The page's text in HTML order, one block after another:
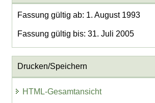
Fassung gültig ab: 1. August 1993
Fassung gültig bis: 31. Juli 2005
Drucken/Speichern
HTML-Gesamtansicht